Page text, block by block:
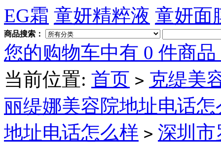
EG霜 童妍精粹液 童妍面
商品搜索：
您的购物车中有 0 件商
当前位置: 首页 > 克缇美
丽缇娜美容院地址电话怎
地址电话怎么样 > 深圳市